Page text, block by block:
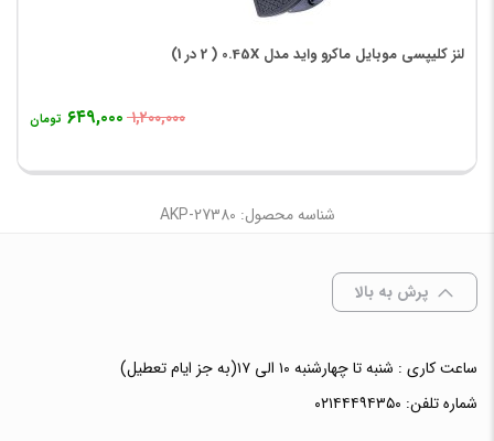
لنز کلیپسی موبایل ماکرو واید مدل 0.45X ( 2 در 1)
۱,۲۰۰,۰۰۰ ۶۴۹,۰۰۰ تومان
شناسه محصول: AKP-27380
پرش به بالا
ساعت کاری : شنبه تا چهارشنبه ۱۰ الی ۱۷(به جز ایام تعطیل)
شماره تلفن: ۰۲۱۴۴۴۹۴۳۵۰